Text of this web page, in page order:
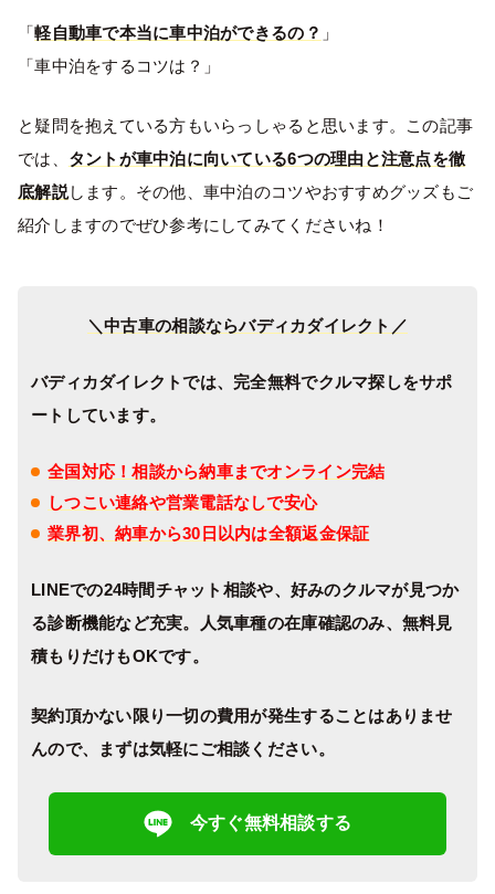
「軽自動車で本当に車中泊ができるの？ 」
「車中泊をするコツは？」
と疑問を抱えている方もいらっしゃると思います。この記事
では、 タントが車中泊に向いている6つの理由と注意点を徹
底解説します。その他、車中泊のコツやおすすめグッズもご
紹介しますのでぜひ参考にしてみてくださいね！
＼中古車の相談ならバディカダイレクト／
バディカダイレクトでは、完全無料でクルマ探しをサポ
ートしています。
全国対応！相談から納車までオンライン完結
しつこい連絡や営業電話なしで安心
業界初、納車から30日以内は全額返金保証
LINEでの24時間チャット相談や、好みのクルマが見つか
る診断機能など充実。人気車種の在庫確認のみ、無料見
積もりだけもOKです。
契約頂かない限り一切の費用が発生することはありませ
んので、まずは気軽にご相談ください。
今すぐ無料相談する